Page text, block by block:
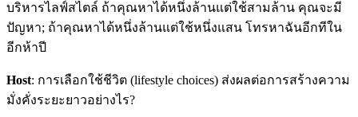
บริหารไลฟ์สไตล์ ถ้าคุณหาได้หนึ่งล้านแต่ใช้สามล้าน คุณจะมี
ปัญหา; ถ้าคุณหาได้หนึ่งล้านแต่ใช้หนึ่งแสน โทรหาฉันอีกทีใน
อีกห้าปี
Host: การเลือกใช้ชีวิต (lifestyle choices) ส่งผลต่อการสร้างความ
มั่งคั่งระยะยาวอย่างไร?